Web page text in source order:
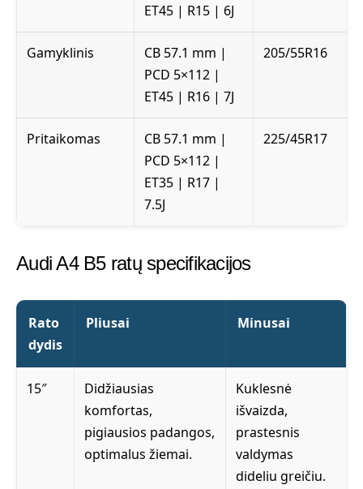
ET45 | R15 | 6J
Gamyklinis
CB 57.1 mm |
PCD 5×112 |
ET45 | R16 | 7J
205/55R16
Pritaikomas
CB 57.1 mm |
PCD 5×112 |
ET35 | R17 |
7.5J
225/45R17
Audi A4 B5 ratų specifikacijos
Rato
dydis
Pliusai Minusai
15″
Didžiausias
komfortas,
pigiausios padangos,
optimalus žiemai.
Kuklesnė
išvaizda,
prastesnis
valdymas
dideliu greičiu.